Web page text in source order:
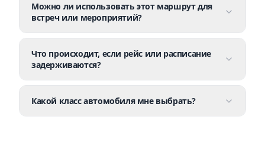
Можно ли использовать этот маршрут для
встреч или мероприятий?
Что происходит, если рейс или расписание
задерживаются?
Какой класс автомобиля мне выбрать?